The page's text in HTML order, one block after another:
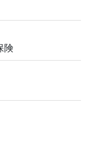
険